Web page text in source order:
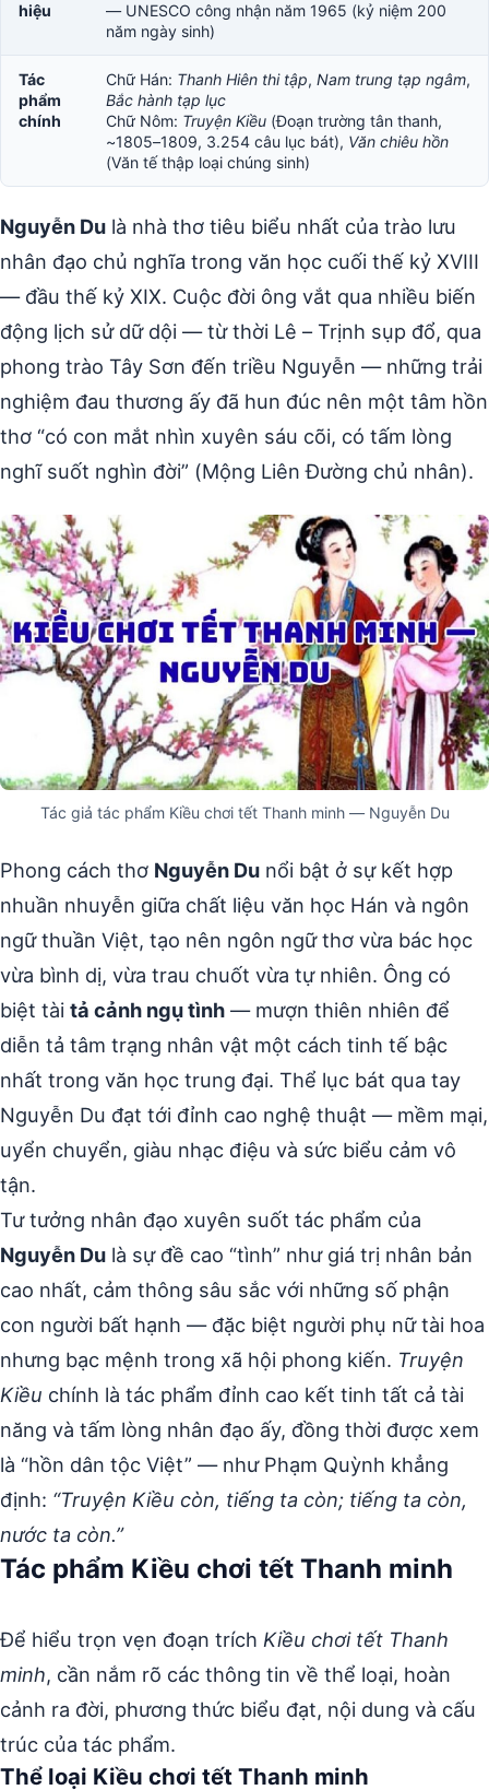
hiệu
— UNESCO công nhận năm 1965 (kỷ niệm 200
năm ngày sinh)
Tác
phẩm
chính
Chữ Hán: Thanh Hiên thi tập, Nam trung tạp ngâm,
Bắc hành tạp lục
Chữ Nôm: Truyện Kiều (Đoạn trường tân thanh,
~1805–1809, 3.254 câu lục bát), Văn chiêu hồn
(Văn tế thập loại chúng sinh)
Nguyễn Du là nhà thơ tiêu biểu nhất của trào lưu
nhân đạo chủ nghĩa trong văn học cuối thế kỷ XVIII
— đầu thế kỷ XIX. Cuộc đời ông vắt qua nhiều biến
động lịch sử dữ dội — từ thời Lê – Trịnh sụp đổ, qua
phong trào Tây Sơn đến triều Nguyễn — những trải
nghiệm đau thương ấy đã hun đúc nên một tâm hồn
thơ “có con mắt nhìn xuyên sáu cõi, có tấm lòng
nghĩ suốt nghìn đời” (Mộng Liên Đường chủ nhân).
Tác giả tác phẩm Kiều chơi tết Thanh minh — Nguyễn Du
Phong cách thơ Nguyễn Du nổi bật ở sự kết hợp
nhuần nhuyễn giữa chất liệu văn học Hán và ngôn
ngữ thuần Việt, tạo nên ngôn ngữ thơ vừa bác học
vừa bình dị, vừa trau chuốt vừa tự nhiên. Ông có
biệt tài tả cảnh ngụ tình — mượn thiên nhiên để
diễn tả tâm trạng nhân vật một cách tinh tế bậc
nhất trong văn học trung đại. Thể lục bát qua tay
Nguyễn Du đạt tới đỉnh cao nghệ thuật — mềm mại,
uyển chuyển, giàu nhạc điệu và sức biểu cảm vô
tận.
Tư tưởng nhân đạo xuyên suốt tác phẩm của
Nguyễn Du là sự đề cao “tình” như giá trị nhân bản
cao nhất, cảm thông sâu sắc với những số phận
con người bất hạnh — đặc biệt người phụ nữ tài hoa
nhưng bạc mệnh trong xã hội phong kiến. Truyện
Kiều chính là tác phẩm đỉnh cao kết tinh tất cả tài
năng và tấm lòng nhân đạo ấy, đồng thời được xem
là “hồn dân tộc Việt” — như Phạm Quỳnh khẳng
định: “Truyện Kiều còn, tiếng ta còn; tiếng ta còn,
nước ta còn.”
Tác phẩm Kiều chơi tết Thanh minh
Để hiểu trọn vẹn đoạn trích Kiều chơi tết Thanh
minh, cần nắm rõ các thông tin về thể loại, hoàn
cảnh ra đời, phương thức biểu đạt, nội dung và cấu
trúc của tác phẩm.
Thể loại Kiều chơi tết Thanh minh